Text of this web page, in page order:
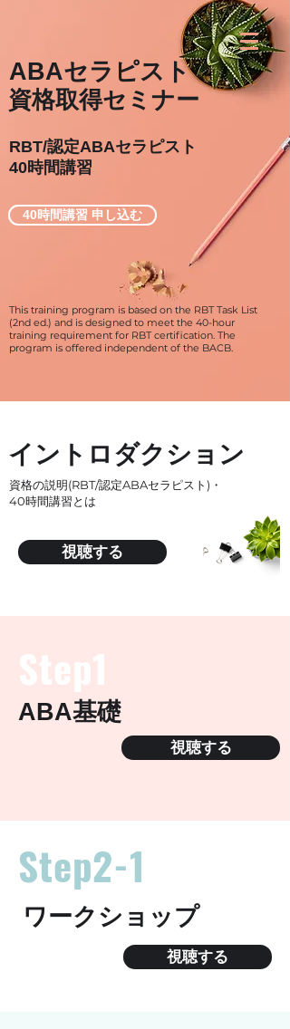
ABAセラピスト
RBT/認定ABAセラピスト
40時間講習
資格取得セミナー
40時間講習 申し込む
This training program is based on the RBT Task List
(2nd ed.) and is designed to meet the 40-hour
training requirement for RBT certification. The
program is offered independent of the BACB.
イントロダクション
資格の説明(RBT/認定ABAセラピスト)・
40時間講習とは
視聴する
ABA基礎
視聴する
Step2-1
ワークショップ
視聴する